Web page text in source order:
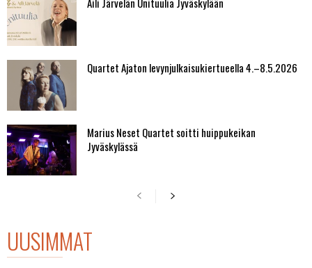
Quartet Ajaton levynjulkaisukiertueella 4.–8.5.2026
Marius Neset Quartet soitti huippukeikan
Jyväskylässä
UUSIMMAT